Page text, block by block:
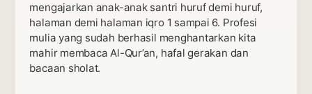
mengajarkan anak-anak santri huruf demi huruf,
halaman demi halaman iqro 1 sampai 6. Profesi
mulia yang sudah berhasil menghantarkan kita
mahir membaca Al-Qur’an, hafal gerakan dan
bacaan sholat.